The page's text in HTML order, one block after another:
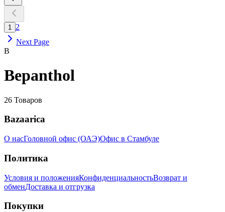
1
2
Next Page
B
Bepanthol
26 Товаров
Bazaarica
О насГоловной офис (ОАЭ)Офис в Стамбуле
Политика
Условия и положенияКонфиденциальностьВозврат и
обменДоставка и отгрузка
Покупки